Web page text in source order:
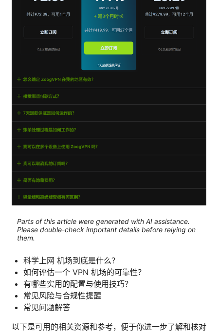
Parts of this article were generated with AI assistance.
Please double-check important details before relying on
them.
科学上网 机场到底是什么？
如何评估一个 VPN 机场的可靠性？
有哪些实用的配置与使用技巧？
常见风险与合规性提醒
常见问题解答
以下是可用的相关资源和参考，便于你进一步了解和核对